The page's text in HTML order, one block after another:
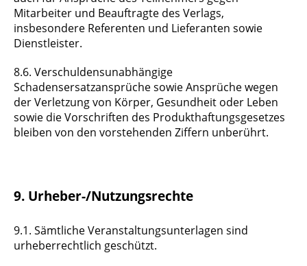
Mitarbeiter und Beauftragte des Verlags,
insbesondere Referenten und Lieferanten sowie
Dienstleister.
8.6. Verschuldensunabhängige
Schadensersatzansprüche sowie Ansprüche wegen
der Verletzung von Körper, Gesundheit oder Leben
sowie die Vorschriften des Produkthaftungsgesetzes
bleiben von den vorstehenden Ziffern unberührt.
9. Urheber-/Nutzungsrechte
9.1. Sämtliche Veranstaltungsunterlagen sind
urheberrechtlich geschützt.